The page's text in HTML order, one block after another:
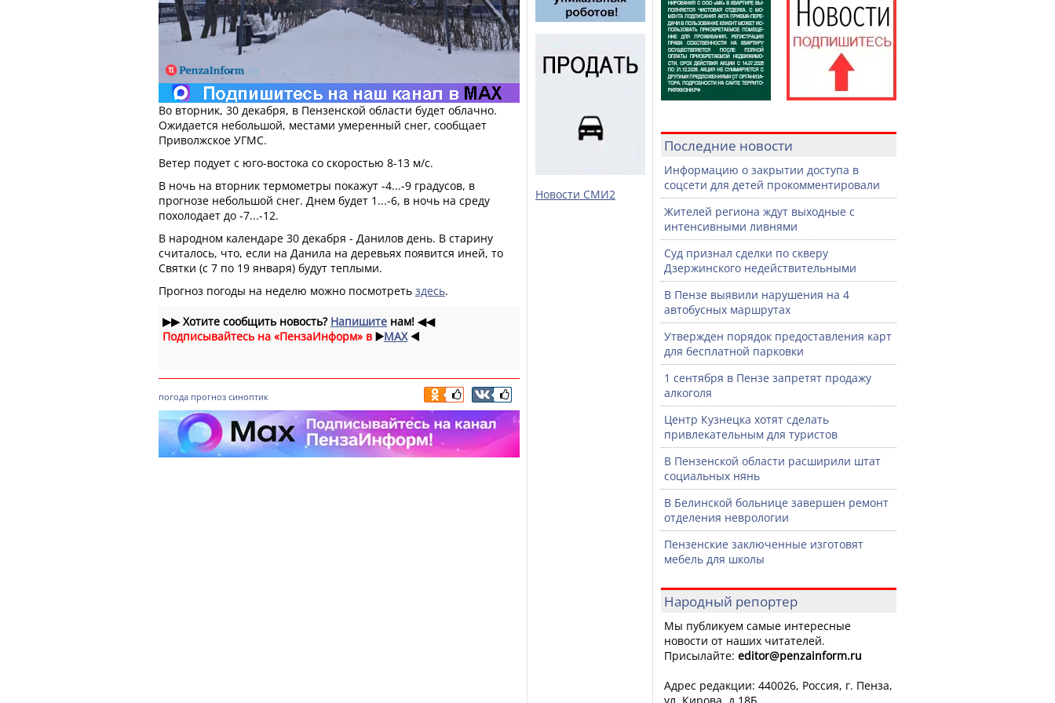
Во вторник, 30 декабря, в Пензенской области будет облачно.
Ожидается небольшой, местами умеренный снег, сообщает
Приволжское УГМС.
Ветер подует с юго-востока со скоростью 8-13 м/с.
В ночь на вторник термометры покажут -4...-9 градусов, в
прогнозе небольшой снег. Днем будет 1...-6, в ночь на среду
похолодает до -7...-12.
В народном календаре 30 декабря - Данилов день. В старину
считалось, что, если на Данила на деревьях появится иней, то
Святки (с 7 по 19 января) будут теплыми.
Прогноз погоды на неделю можно посмотреть здесь.
▶▶Хотите сообщить новость? Напишите нам! ◀◀
Подписывайтесь на «ПензаИнформ» в ▶️MAX ◀️
погода прогноз синоптик
Новости СМИ2
Последние новости
Информацию о закрытии доступа в
соцсети для детей прокомментировали
Жителей региона ждут выходные с
интенсивными ливнями
Суд признал сделки по скверу
Дзержинского недействительными
В Пензе выявили нарушения на 4
автобусных маршрутах
Утвержден порядок предоставления карт
для бесплатной парковки
1 сентября в Пензе запретят продажу
алкоголя
Центр Кузнецка хотят сделать
привлекательным для туристов
В Пензенской области расширили штат
социальных нянь
В Белинской больнице завершен ремонт
отделения неврологии
Пензенские заключенные изготовят
мебель для школы
Народный репортер
Мы публикуем самые интересные
новости от наших читателей.
Присылайте: editor@penzainform.ru
Адрес редакции: 440026, Россия, г. Пенза,